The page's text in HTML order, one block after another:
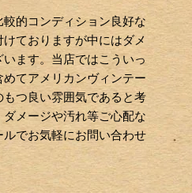
的コンディション良好な
ておりますが中にはダメ
ます。当店ではこういっ
てアメリカンヴィンテー
つ良い雰囲気であると考
メージや汚れ等ご心配な
でお気軽にお問い合わせ